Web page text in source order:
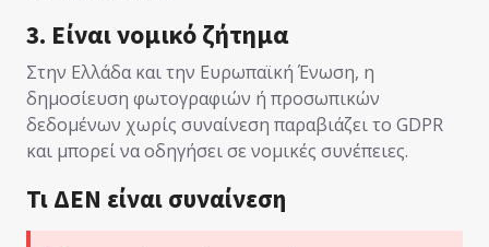
3. Είναι νομικό ζήτημα
Στην Ελλάδα και την Ευρωπαϊκή Ένωση, η
δημοσίευση φωτογραφιών ή προσωπικών
δεδομένων χωρίς συναίνεση παραβιάζει το GDPR
και μπορεί να οδηγήσει σε νομικές συνέπειες.
Τι ΔΕΝ είναι συναίνεση